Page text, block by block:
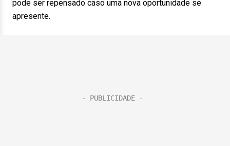
pode ser repensado caso uma nova oportunidade se
apresente.